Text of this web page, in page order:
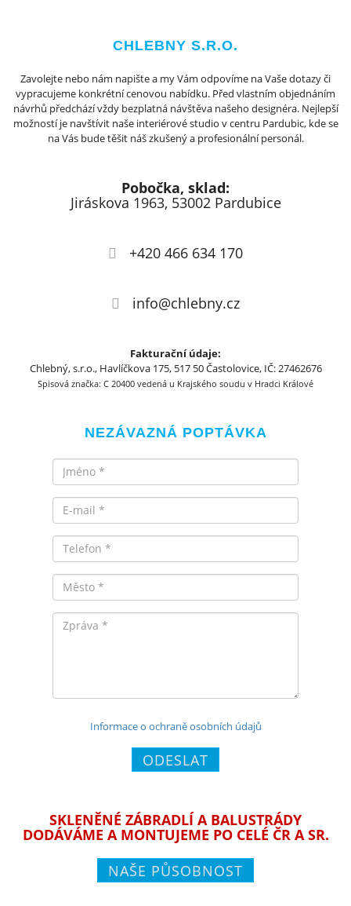
CHLEBNY S.R.O.
Zavolejte nebo nám napište a my Vám odpovíme na Vaše dotazy či
vypracujeme konkrétní cenovou nabídku. Před vlastním objednáním
návrhů předchází vždy bezplatná návštěva našeho designéra. Nejlepší
možností je navštívit naše interiérové studio v centru Pardubic, kde se
na Vás bude těšit náš zkušený a profesionální personál.
Pobočka, sklad:
Jiráskova 1963, 53002 Pardubice
+420 466 634 170
info@chlebny.cz
Fakturační údaje:
Chlebný, s.r.o., Havlíčkova 175, 517 50 Častolovice, IČ: 27462676
Spisová značka: C 20400 vedená u Krajského soudu v Hradci Králové
NEZÁVAZNÁ POPTÁVKA
Informace o ochraně osobních údajů
ODESLAT
SKLENĚNÉ ZÁBRADLÍ A BALUSTRÁDY
DODÁVÁME A MONTUJEME PO CELÉ ČR A SR.
NAŠE PŮSOBNOST